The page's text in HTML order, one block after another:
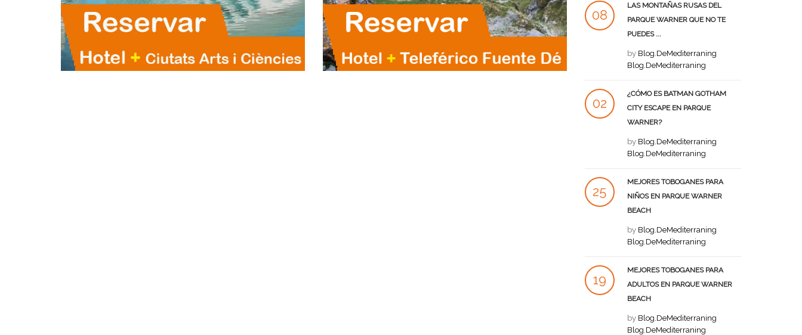
08
LAS MONTAÑAS RUSAS DEL
PARQUE WARNER QUE NO TE
PUEDES ...
by Blog.DeMediterraning
Blog.DeMediterraning
02
¿CÓMO ES BATMAN GOTHAM
CITY ESCAPE EN PARQUE
WARNER?
by Blog.DeMediterraning
Blog.DeMediterraning
25
MEJORES TOBOGANES PARA
NIÑOS EN PARQUE WARNER
BEACH
by Blog.DeMediterraning
Blog.DeMediterraning
19
MEJORES TOBOGANES PARA
ADULTOS EN PARQUE WARNER
BEACH
by Blog.DeMediterraning
Blog.DeMediterraning